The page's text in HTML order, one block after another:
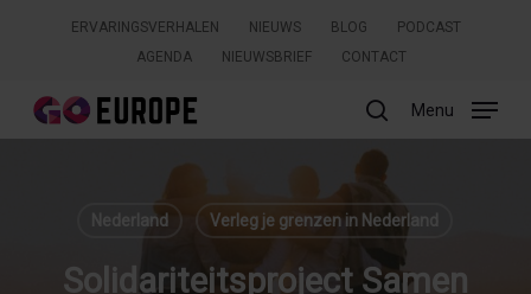
content
ERVARINGSVERHALEN NIEUWS BLOG
PODCAST
AGENDA
NIEUWSBRIEF CONTACT
search
Menu
Nederland Verleg je grenzen in Nederland
Solidariteitsproject Samen